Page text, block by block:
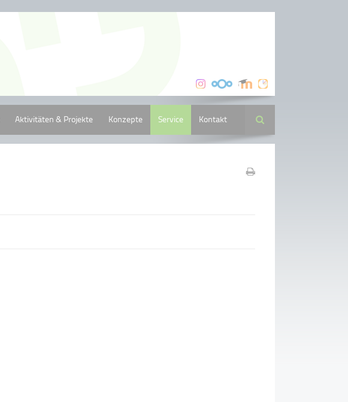
Aktivitäten & Projekte Konzepte Service Kontakt Suche